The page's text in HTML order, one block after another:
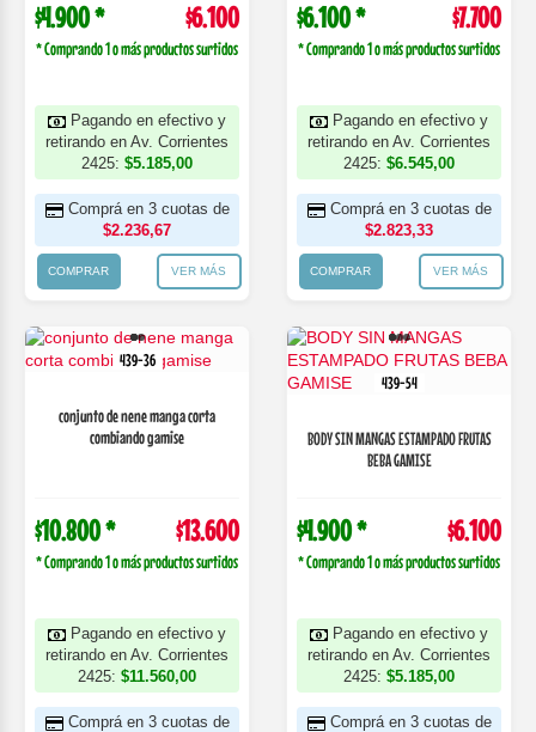
$4.900 * $6.100
* Comprando 1 o más productos surtidos
Pagando en efectivo y
retirando en Av. Corrientes
2425: $5.185,00
Comprá en 3 cuotas de
$2.236,67
COMPRAR VER MÁS
$6.100 * $7.700
* Comprando 1 o más productos surtidos
Pagando en efectivo y
retirando en Av. Corrientes
2425: $6.545,00
Comprá en 3 cuotas de
$2.823,33
COMPRAR VER MÁS
439-36
conjunto de nene manga corta
combiando gamise
$10.800 * $13.600
* Comprando 1 o más productos surtidos
Pagando en efectivo y
retirando en Av. Corrientes
2425: $11.560,00
Comprá en 3 cuotas de
439-54
BODY SIN MANGAS ESTAMPADO FRUTAS
BEBA GAMISE
$4.900 * $6.100
* Comprando 1 o más productos surtidos
Pagando en efectivo y
retirando en Av. Corrientes
2425: $5.185,00
Comprá en 3 cuotas de